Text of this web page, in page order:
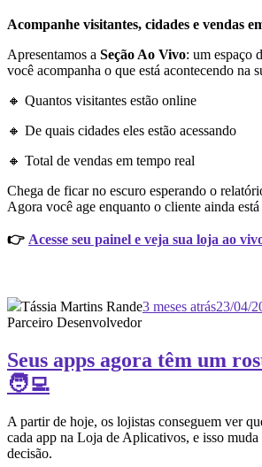
Acompanhe visitantes, cidades e vendas
Apresentamos a Seção Ao Vivo: um espaço
você acompanha o que está acontecendo na
🔸 Quantos visitantes estão online
🔸 De quais cidades eles estão acessando
🔸 Total de vendas em tempo real
Chega de ficar no escuro esperando o
Agora você age enquanto o cliente ainda
👉 Acesse seu painel e veja sua loja ao
Tássia Martins Rande3 meses atrás23/04/
Parceiro Desenvolvedor
Seus apps agora têm um
🧑‍💻
A partir de hoje, os lojistas conseguem ver
cada app na Loja de Aplicativos, e isso muda
decisão.